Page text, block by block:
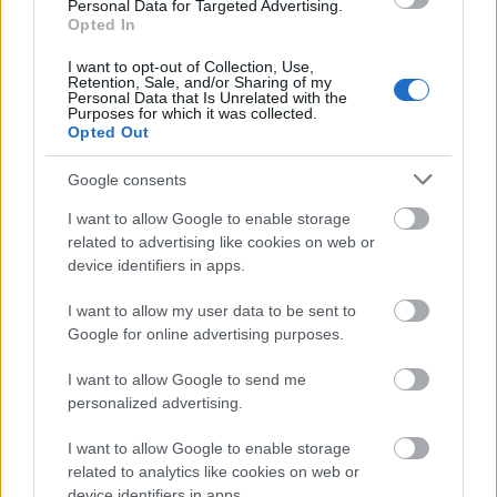
Personal Data for Targeted Advertising.
Opted In
I want to opt-out of Collection, Use,
Retention, Sale, and/or Sharing of my
Personal Data that Is Unrelated with the
Purposes for which it was collected.
Opted Out
Google consents
I want to allow Google to enable storage
related to advertising like cookies on web or
device identifiers in apps.
I want to allow my user data to be sent to
Google for online advertising purposes.
I want to allow Google to send me
personalized advertising.
I want to allow Google to enable storage
related to analytics like cookies on web or
furcsa látni Benford ügynökként, az eddig
az akcióhős és exalkesz FBI nyomozó
szerepében.
cselekményszövés szintjén egyaránt van még
hová fejlődnie a sorozatnak, ha a Losthoz,
akarna felnőni, de mivel a pilot nagyon ütős,
szinte biztos, hogy aki megnézi, az
valamennyire rajta marad a sorozaton. A